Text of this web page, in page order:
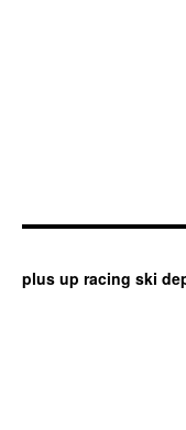
plus up racing ski